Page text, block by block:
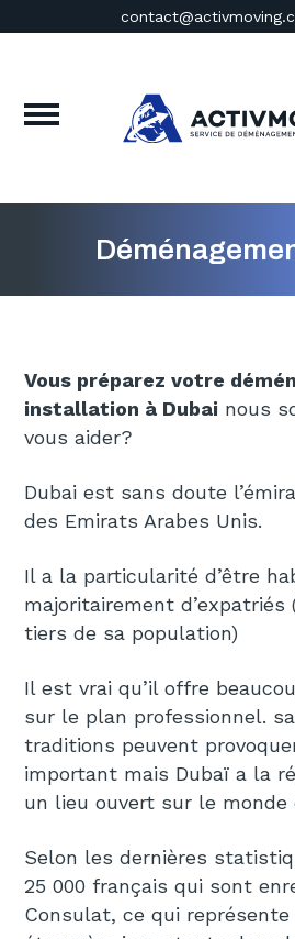
Vous préparez votre
installation à Dubai nous
vous aider?
Dubai est sans doute
des Emirats Arabes Unis.
Il a la particularité d’être
majoritairement d’expatriés
tiers de sa population)
Il est vrai qu’il offre
sur le plan professionnel.
traditions peuvent
important mais Dubaï a la
un lieu ouvert sur le
Selon les dernières
25 000 français qui sont
Consulat, ce qui